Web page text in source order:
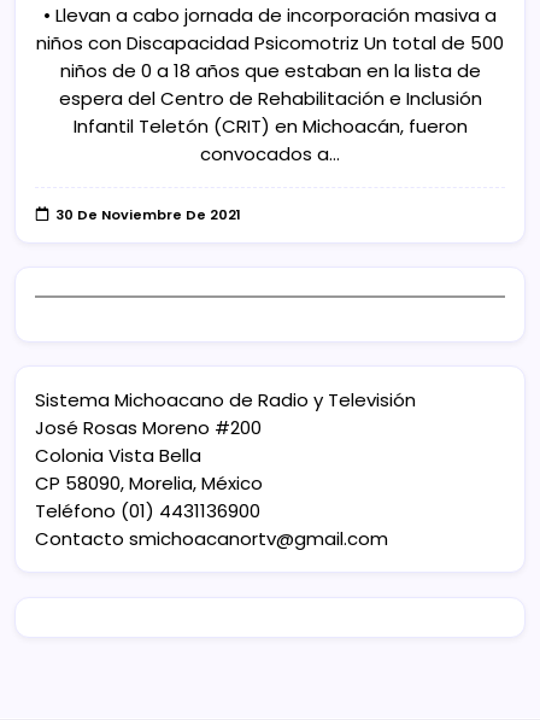
• Llevan a cabo jornada de incorporación masiva a
niños con Discapacidad Psicomotriz Un total de 500
niños de 0 a 18 años que estaban en la lista de
espera del Centro de Rehabilitación e Inclusión
Infantil Teletón (CRIT) en Michoacán, fueron
convocados a…
30 De Noviembre De 2021
Sistema Michoacano de Radio y Televisión
José Rosas Moreno #200
Colonia Vista Bella
CP 58090, Morelia, México
Teléfono (01) 4431136900
Contacto smichoacanortv@gmail.com